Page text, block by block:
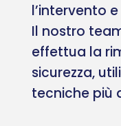
l’intervento
Il nostro
effettua la
sicurezza,
tecniche più